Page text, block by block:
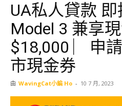
UA私人貸款
Model 3 兼享
$18,000 ︳申
市現金券
由 WavingCat小編 Ho - 10 7 月, 2023